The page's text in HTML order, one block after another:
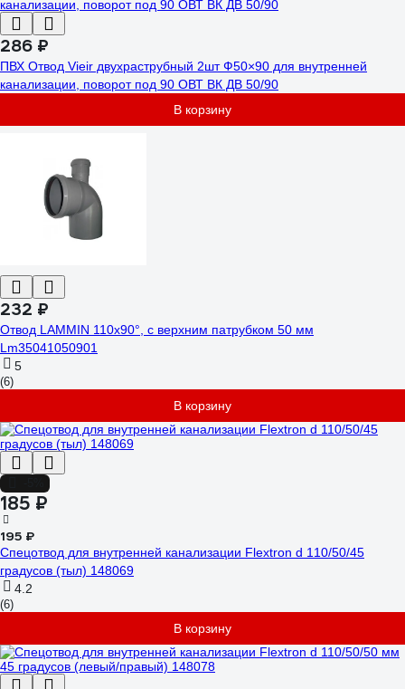
286 ₽
ПВХ Отвод Vieir двухраструбный 2шт Ф50×90 для внутренней
канализации, поворот под 90 ОВТ ВК ДВ 50/90
В корзину
232 ₽
Отвод LAMMIN 110х90°, с верхним патрубком 50 мм
Lm35041050901
5
(6)
В корзину
185 ₽
195 ₽
Спецотвод для внутренней канализации Flextron d 110/50/45
градусов (тыл) 148069
4.2
(6)
В корзину